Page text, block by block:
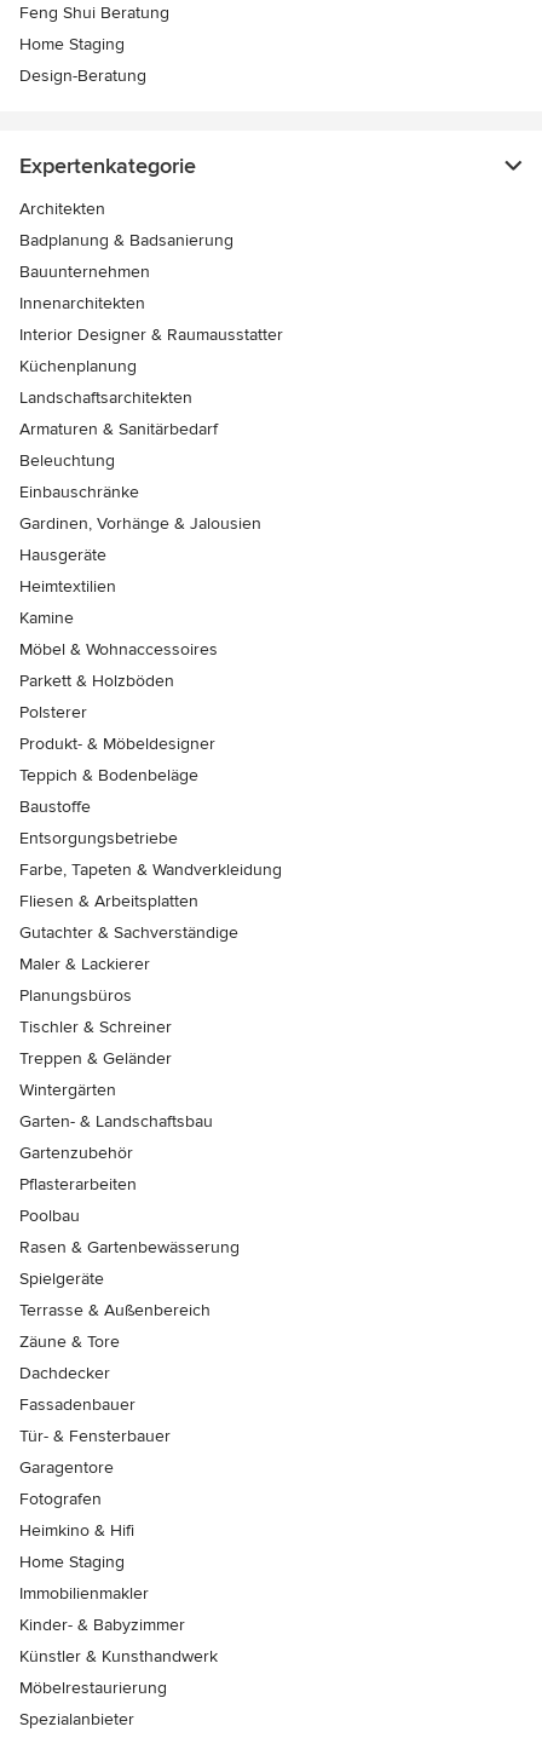
Feng Shui Beratung
Home Staging
Design-Beratung
Expertenkategorie
Architekten
Badplanung & Badsanierung
Bauunternehmen
Innenarchitekten
Interior Designer & Raumausstatter
Küchenplanung
Landschaftsarchitekten
Armaturen & Sanitärbedarf
Beleuchtung
Einbauschränke
Gardinen, Vorhänge & Jalousien
Hausgeräte
Heimtextilien
Kamine
Möbel & Wohnaccessoires
Parkett & Holzböden
Polsterer
Produkt- & Möbeldesigner
Teppich & Bodenbeläge
Baustoffe
Entsorgungsbetriebe
Farbe, Tapeten & Wandverkleidung
Fliesen & Arbeitsplatten
Gutachter & Sachverständige
Maler & Lackierer
Planungsbüros
Tischler & Schreiner
Treppen & Geländer
Wintergärten
Garten- & Landschaftsbau
Gartenzubehör
Pflasterarbeiten
Poolbau
Rasen & Gartenbewässerung
Spielgeräte
Terrasse & Außenbereich
Zäune & Tore
Dachdecker
Fassadenbauer
Tür- & Fensterbauer
Garagentore
Fotografen
Heimkino & Hifi
Home Staging
Immobilienmakler
Kinder- & Babyzimmer
Künstler & Kunsthandwerk
Möbelrestaurierung
Spezialanbieter